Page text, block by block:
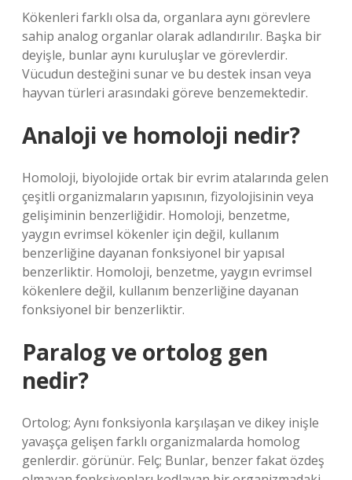
Kökenleri farklı olsa da, organlara aynı görevlere
sahip analog organlar olarak adlandırılır. Başka bir
deyişle, bunlar aynı kuruluşlar ve görevlerdir.
Vücudun desteğini sunar ve bu destek insan veya
hayvan türleri arasındaki göreve benzemektedir.
Analoji ve homoloji nedir?
Homoloji, biyolojide ortak bir evrim atalarında gelen
çeşitli organizmaların yapısının, fizyolojisinin veya
gelişiminin benzerliğidir. Homoloji, benzetme,
yaygın evrimsel kökenler için değil, kullanım
benzerliğine dayanan fonksiyonel bir yapısal
benzerliktir. Homoloji, benzetme, yaygın evrimsel
kökenlere değil, kullanım benzerliğine dayanan
fonksiyonel bir benzerliktir.
Paralog ve ortolog gen
nedir?
Ortolog; Aynı fonksiyonla karşılaşan ve dikey inişle
yavaşça gelişen farklı organizmalarda homolog
genlerdir. görünür. Felç; Bunlar, benzer fakat özdeş